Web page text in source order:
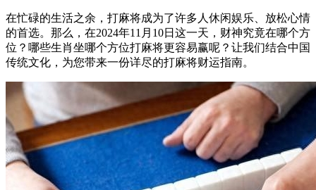
在忙碌的生活之余，打麻将成为了许多人休闲娱乐、放松心情
的首选。那么，在2024年11月10日这一天，财神究竟在哪个方
位？哪些生肖坐哪个方位打麻将更容易赢呢？让我们结合中国
传统文化，为您带来一份详尽的打麻将财运指南。